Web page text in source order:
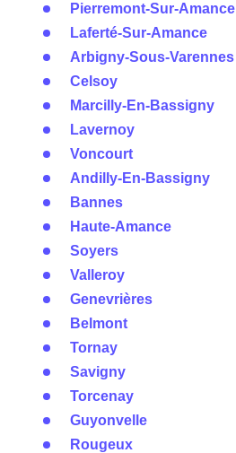
Pierremont-Sur-Amance
Laferté-Sur-Amance
Arbigny-Sous-Varennes
Celsoy
Marcilly-En-Bassigny
Lavernoy
Voncourt
Andilly-En-Bassigny
Bannes
Haute-Amance
Soyers
Valleroy
Genevrières
Belmont
Tornay
Savigny
Torcenay
Guyonvelle
Rougeux